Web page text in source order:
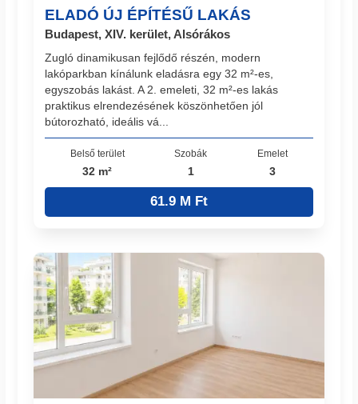
ELADÓ ÚJ ÉPÍTÉSŰ LAKÁS
Budapest, XIV. kerület, Alsórákos
Zugló dinamikusan fejlődő részén, modern
lakóparkban kínálunk eladásra egy 32 m²-es,
egyszobás lakást. A 2. emeleti, 32 m²-es lakás
praktikus elrendezésének köszönhetően jól
bútorozható, ideális vá...
Belső terület
32 m²
Szobák
1
Emelet
3
61.9 M Ft